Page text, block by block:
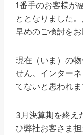
1番手のお客様が
ととなりました
早めのご検討をお
現在（いま）の
せん。インター
てないと思われま
3月決算期を終え
ひ弊社お客さま